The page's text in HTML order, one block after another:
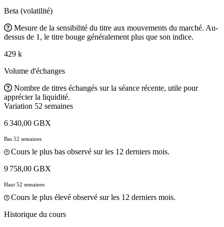
Beta (volatilité)
Mesure de la sensibilité du titre aux mouvements du marché. Au-
dessus de 1, le titre bouge généralement plus que son indice.
429 k
Volume d'échanges
Nombre de titres échangés sur la séance récente, utile pour
apprécier la liquidité.
Variation 52 semaines
6 340,00 GBX
Bas 52 semaines
Cours le plus bas observé sur les 12 derniers mois.
9 758,00 GBX
Haut 52 semaines
Cours le plus élevé observé sur les 12 derniers mois.
Historique du cours